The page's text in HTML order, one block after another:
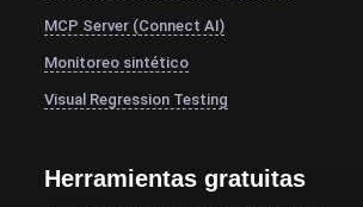
MCP Server (Connect AI)
Monitoreo sintético
Visual Regression Testing
Herramientas gratuitas